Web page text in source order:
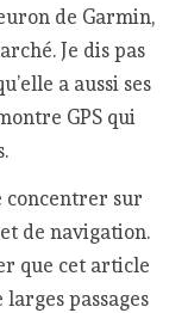
de Garmin,
Je dis pas
a aussi ses
GPS qui
concentrer sur
de navigation.
que cet article
passages